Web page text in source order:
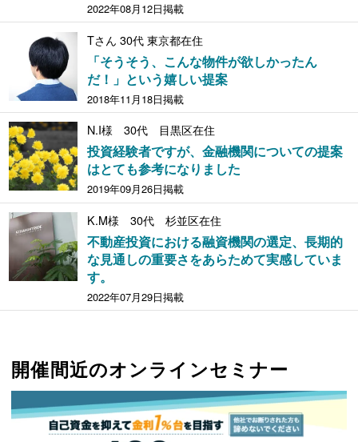
2022年08月12日掲載
Tさん 30代 東京都在住
「そうそう、こんな物件が欲しかったん
だ！」という嬉しい提案
2018年11月18日掲載
N.I様 30代 目黒区在住
投資経験者ですが、金融機関についての提案
はとても参考になりました
2019年09月26日掲載
K.M様 30代 杉並区在住
不動産投資における融資機関の選定、長期的
な見通しの重要さをあらためて実感していま
す。
2022年07月29日掲載
開催間近のオンラインセミナー